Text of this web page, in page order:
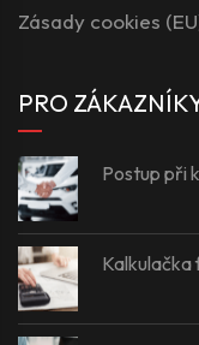
Zásady cookies
PRO
Postup při
Kalkulačka